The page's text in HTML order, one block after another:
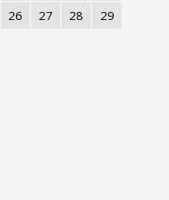
26 27 28
29